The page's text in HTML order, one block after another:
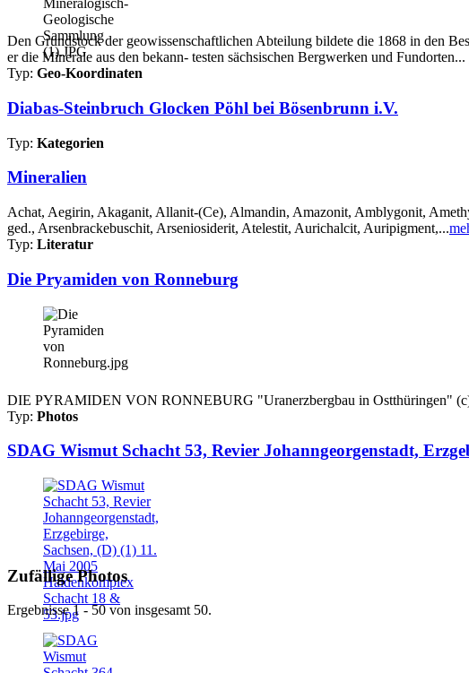
Den Grundstock der geowissenschaftlichen Abteilung bildete die 1868 in den
er die Minerale aus den bekann- testen sächsischen Bergwerken und Fundorten...
Typ: Geo-Koordinaten
Diabas-Steinbruch Glocken Pöhl bei Bösenbrunn i.V.
Typ: Kategorien
Mineralien
Achat, Aegirin, Akaganit, Allanit-(Ce), Almandin, Amazonit, Amblygonit,
ged., Arsenbrackebuschit, Arseniosiderit, Atelestit, Aurichalcit, Auripigment,...
Typ: Literatur
Die Pryamiden von Ronneburg
DIE PYRAMIDEN VON RONNEBURG "Uranerzbergbau in Ostthüringen"
Typ: Photos
SDAG Wismut Schacht 53, Revier Johanngeorgenstadt,
Zufällige Photos
Ergebnisse 1 - 50 von insgesamt 50.